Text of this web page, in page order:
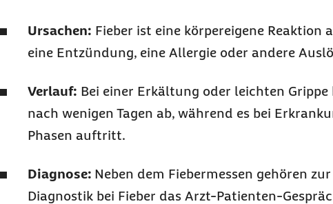
Ursachen: Fieber ist eine körpereigene Reaktion
eine Entzündung, eine Allergie oder andere
Verlauf: Bei einer Erkältung oder leichten Grippe
nach wenigen Tagen ab, während es bei
Phasen auftritt.
Diagnose: Neben dem Fiebermessen gehören
Diagnostik bei Fieber das Arzt-Patienten-